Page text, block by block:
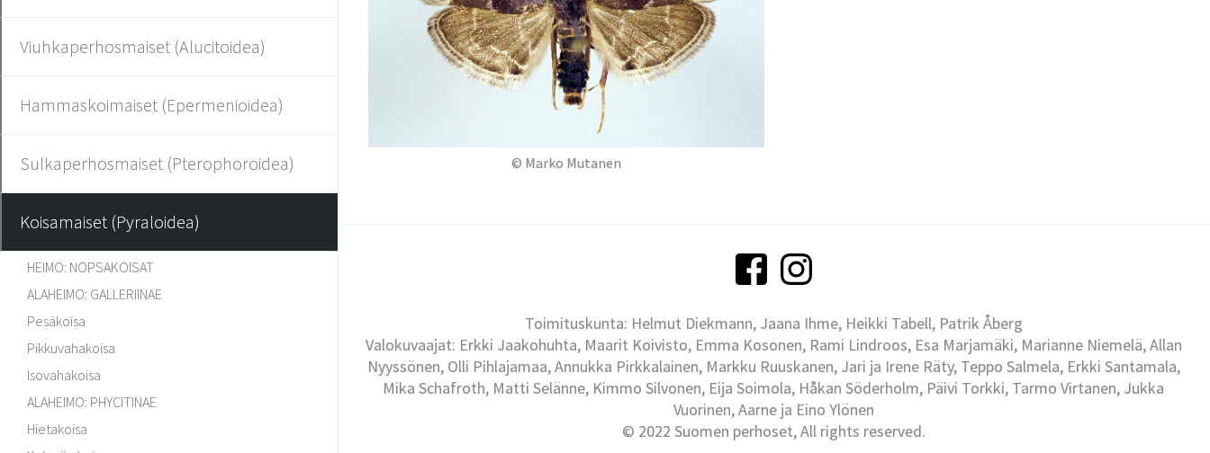
Viuhkaperhosmaiset (Alucitoidea)
Hammaskoimaiset (Epermenioidea)
Sulkaperhosmaiset (Pterophoroidea)
Koisamaiset (Pyraloidea)
HEIMO: NOPSAKOISAT
ALAHEIMO: GALLERIINAE
Pesäkoisa
Pikkuvahakoisa
Isovahakoisa
ALAHEIMO: PHYCITINAE
Hietakoisa
© Marko Mutanen
Toimituskunta: Helmut Diekmann, Jaana Ihme, Heikki Tabell, Patrik Åberg
Valokuvaajat: Erkki Jaakohuhta, Maarit Koivisto, Emma Kosonen, Rami Lindroos, Esa Marjamäki, Marianne Niemelä, Allan
Nyyssönen, Olli Pihlajamaa, Annukka Pirkkalainen, Markku Ruuskanen, Jari ja Irene Räty, Teppo Salmela, Erkki Santamala,
Mika Schafroth, Matti Selänne, Kimmo Silvonen, Eija Soimola, Håkan Söderholm, Päivi Torkki, Tarmo Virtanen, Jukka
Vuorinen, Aarne ja Eino Ylönen
© 2022 Suomen perhoset, All rights reserved.